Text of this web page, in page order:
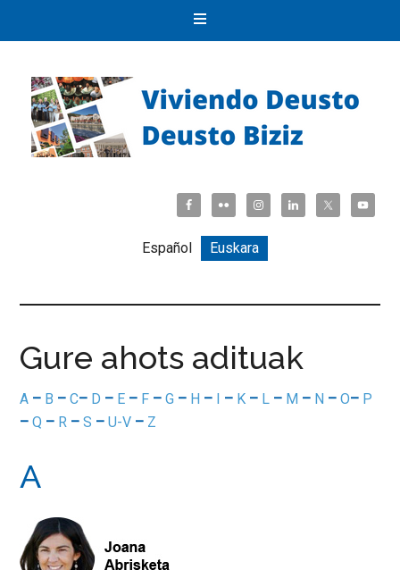
Español Euskara
Gure ahots adituak
A – B –C– D – E – F –G – H – I – K – L – M – N –O– P
–Q – R –S –U-V – Z
A